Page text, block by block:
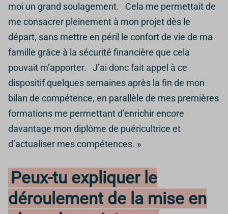
moi un grand soulagement. Cela me permettait de
me consacrer pleinement à mon projet dès le
départ, sans mettre en péril le confort de vie de ma
famille grâce à la sécurité financière que cela
pouvait m’apporter. J’ai donc fait appel à ce
dispositif quelques semaines après la fin de mon
bilan de compétence, en parallèle de mes premières
formations me permettant d’enrichir encore
davantage mon diplôme de puéricultrice et
d’actualiser mes compétences. »
Peux-tu expliquer le
déroulement de la mise en